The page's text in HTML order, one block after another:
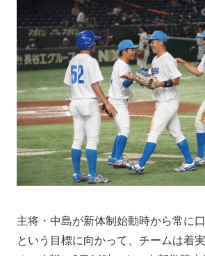
主将・中島が新体制始動時から常に
という目標に向かって、チームは着